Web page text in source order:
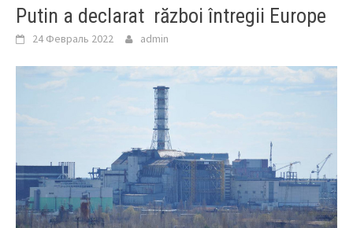
Putin a declarat război întregii Europe
24 Февраль 2022 admin